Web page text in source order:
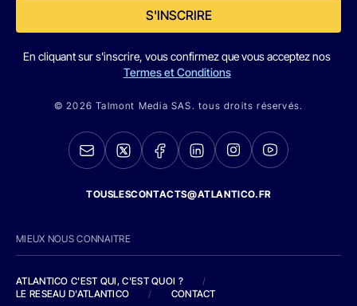
S'INSCRIRE
En cliquant sur s'inscrire, vous confirmez que vous acceptez nos
Termes et Conditions
© 2026 Talmont Media SAS. tous droits réservés.
TOUSLESCONTACTS@ATLANTICO.FR
MIEUX NOUS CONNAITRE
ATLANTICO C'EST QUI, C'EST QUOI ?
/
LE RESEAU D'ATLANTICO
/ CONTACT